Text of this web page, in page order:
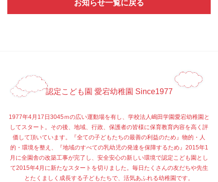
お知らせ一覧に戻る
認定こども園 愛宕幼稚園 Since1977
1977年4月17日3045ｍの広い運動場を有し、学校法人嶋田学園愛宕幼稚園と
してスタート。その後、地域、行政、保護者の皆様に保育教育内容を高く評
価して頂いています。『全ての子どもたちの最善の利益のため』物的・人
的・環境を整え、『地域のすべての乳幼児の発達を保障するため』2015年1
月に全園舎の改築工事が完了し、安全安心の新しい環境で認定こども園とし
て2015年4月に新たなスタートを切りました。毎日たくさんの友だちや先生
とたくましく成長する子どもたちで、活気あふれる幼稚園です。